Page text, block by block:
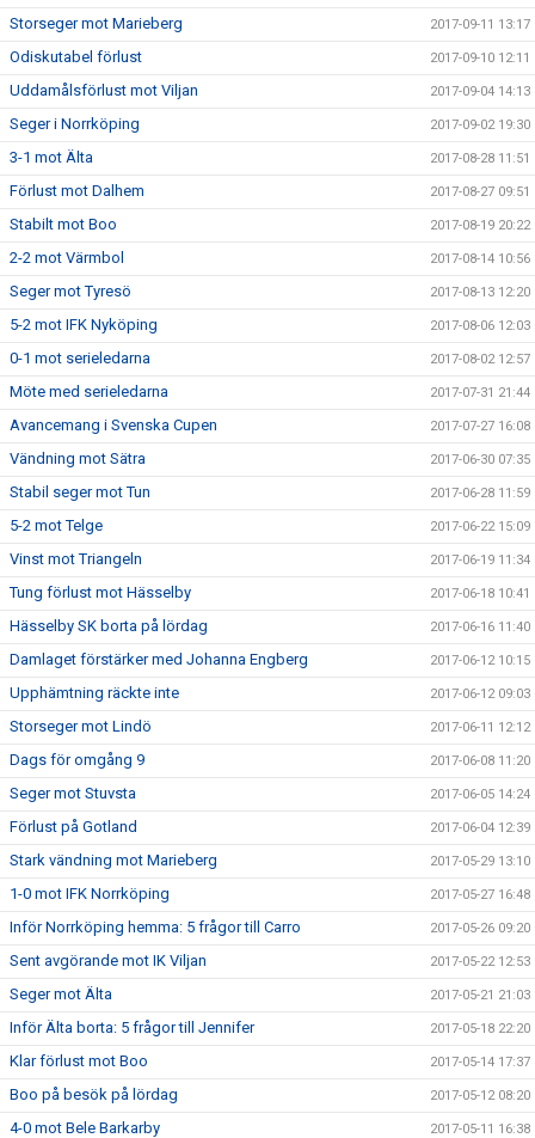
Storseger mot Marieberg 2017-09-11 13:17
Odiskutabel förlust 2017-09-10 12:11
Uddamålsförlust mot Viljan 2017-09-04 14:13
Seger i Norrköping 2017-09-02 19:30
3-1 mot Älta 2017-08-28 11:51
Förlust mot Dalhem 2017-08-27 09:51
Stabilt mot Boo 2017-08-19 20:22
2-2 mot Värmbol 2017-08-14 10:56
Seger mot Tyresö 2017-08-13 12:20
5-2 mot IFK Nyköping 2017-08-06 12:03
0-1 mot serieledarna 2017-08-02 12:57
Möte med serieledarna 2017-07-31 21:44
Avancemang i Svenska Cupen 2017-07-27 16:08
Vändning mot Sätra 2017-06-30 07:35
Stabil seger mot Tun 2017-06-28 11:59
5-2 mot Telge 2017-06-22 15:09
Vinst mot Triangeln 2017-06-19 11:34
Tung förlust mot Hässelby 2017-06-18 10:41
Hässelby SK borta på lördag 2017-06-16 11:40
Damlaget förstärker med Johanna Engberg 2017-06-12 10:15
Upphämtning räckte inte 2017-06-12 09:03
Storseger mot Lindö 2017-06-11 12:12
Dags för omgång 9 2017-06-08 11:20
Seger mot Stuvsta 2017-06-05 14:24
Förlust på Gotland 2017-06-04 12:39
Stark vändning mot Marieberg 2017-05-29 13:10
1-0 mot IFK Norrköping 2017-05-27 16:48
Inför Norrköping hemma: 5 frågor till Carro 2017-05-26 09:20
Sent avgörande mot IK Viljan 2017-05-22 12:53
Seger mot Älta 2017-05-21 21:03
Inför Älta borta: 5 frågor till Jennifer 2017-05-18 22:20
Klar förlust mot Boo 2017-05-14 17:37
Boo på besök på lördag 2017-05-12 08:20
4-0 mot Bele Barkarby 2017-05-11 16:38